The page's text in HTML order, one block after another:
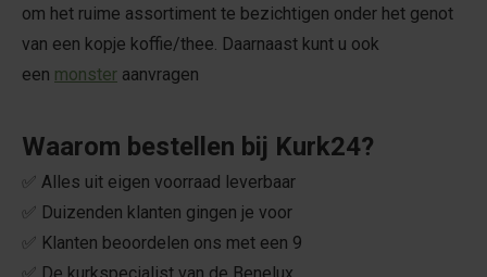
om het ruime assortiment te bezichtigen onder het genot
van een kopje koffie/thee. Daarnaast kunt u ook
een monster aanvragen
Waarom bestellen bij Kurk24?
✅ Alles uit eigen voorraad leverbaar
✅ Duizenden klanten gingen je voor
✅ Klanten beoordelen ons met een 9